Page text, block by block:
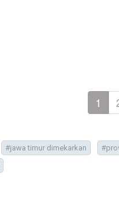
1
#jawa timur dimekarkan